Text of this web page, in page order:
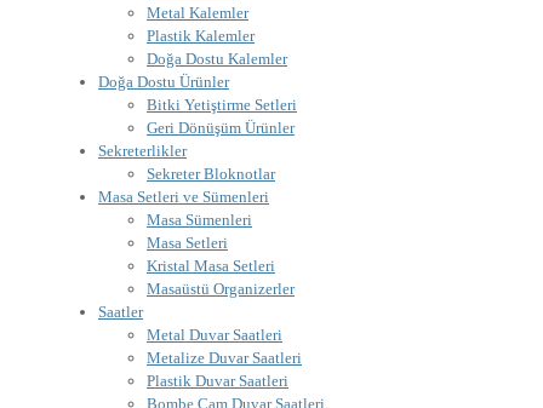
Metal Kalemler
Plastik Kalemler
Doğa Dostu Kalemler
Doğa Dostu Ürünler
Bitki Yetiştirme Setleri
Geri Dönüşüm Ürünler
Sekreterlikler
Sekreter Bloknotlar
Masa Setleri ve Sümenleri
Masa Sümenleri
Masa Setleri
Kristal Masa Setleri
Masaüstü Organizerler
Saatler
Metal Duvar Saatleri
Metalize Duvar Saatleri
Plastik Duvar Saatleri
Bombe Cam Duvar Saatleri